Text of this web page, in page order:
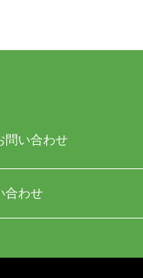
問い合わせ
合わせ